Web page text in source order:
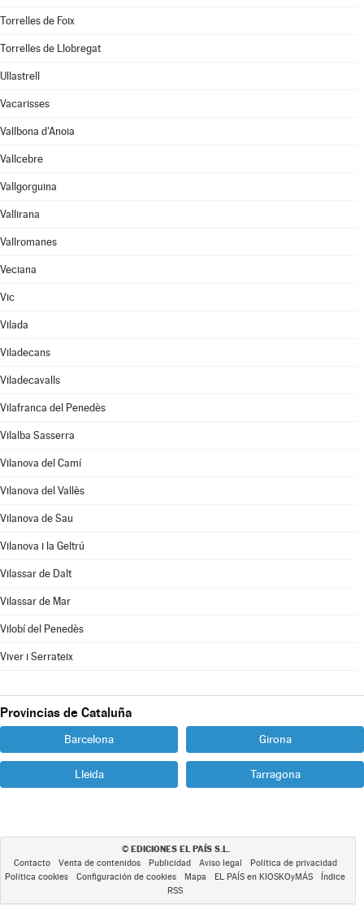
Torrelles de Foix
Torrelles de Llobregat
Ullastrell
Vacarisses
Vallbona d'Anoia
Vallcebre
Vallgorguina
Vallirana
Vallromanes
Veciana
Vic
Vilada
Viladecans
Viladecavalls
Vilafranca del Penedès
Vilalba Sasserra
Vilanova del Camí
Vilanova del Vallès
Vilanova de Sau
Vilanova i la Geltrú
Vilassar de Dalt
Vilassar de Mar
Vilobí del Penedès
Viver i Serrateix
Provincias de Cataluña
Barcelona Girona
Lleida Tarragona
© EDICIONES EL PAÍS S.L.
Contacto Venta de contenidos Publicidad Aviso legal
Política de privacidad
Política cookies
Configuración de cookies Mapa EL PAÍS en KIOSKOyMÁS
Índice
RSS